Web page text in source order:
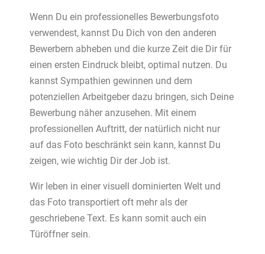
Wenn Du ein professionelles Bewerbungsfoto
verwendest, kannst Du Dich von den anderen
Bewerbern abheben und die kurze Zeit die Dir für
einen ersten Eindruck bleibt, optimal nutzen. Du
kannst Sympathien gewinnen und dem
potenziellen Arbeitgeber dazu bringen, sich Deine
Bewerbung näher anzusehen. Mit einem
professionellen Auftritt, der natürlich nicht nur
auf das Foto beschränkt sein kann, kannst Du
zeigen, wie wichtig Dir der Job ist.
Wir leben in einer visuell dominierten Welt und
das Foto transportiert oft mehr als der
geschriebene Text. Es kann somit auch ein
Türöffner sein.